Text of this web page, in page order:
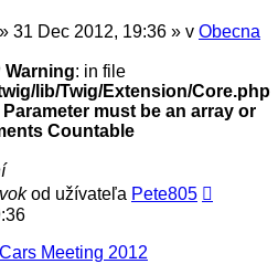
» 31 Dec 2012, 19:36 » v Obecna
Warning: in file
lib/Twig/Extension/Core.php
must be an array or
Countable
od užívateľa Pete805
Meeting 2012